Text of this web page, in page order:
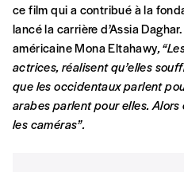
compteIBAN BE34
2190avec en
la commande
confirmation et la
Imag”.
ce film qui a contribué à la
lancé la carrière d’Assia
américaine Mona Eltahawy,
actrices, réalisent qu’elles
que les occidentaux parlent
arabes parlent pour elles.
les caméras”.